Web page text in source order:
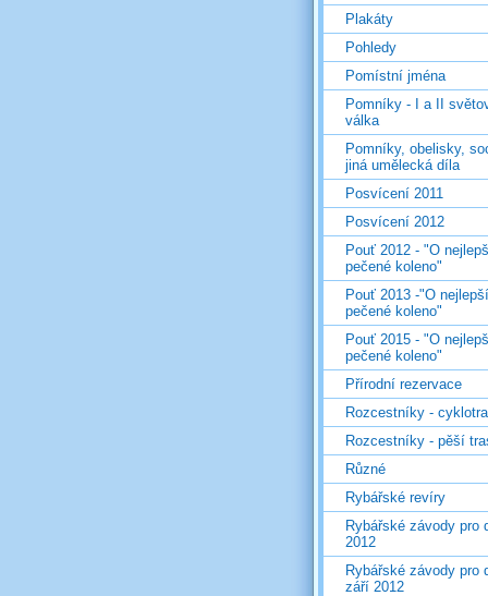
Plakáty
Pohledy
Pomístní jména
Pomníky - I a II
válka
Pomníky, obelisky,
jiná umělecká díla
Posvícení 2011
Posvícení 2012
Pouť 2012 - "O
pečené koleno"
Pouť 2013 -"O nejlepší
pečené koleno"
Pouť 2015 - "O
pečené koleno"
Přírodní rezervace
Rozcestníky -
Rozcestníky - pěší
Různé
Rybářské revíry
Rybářské závody pro
2012
Rybářské závody pro
září 2012